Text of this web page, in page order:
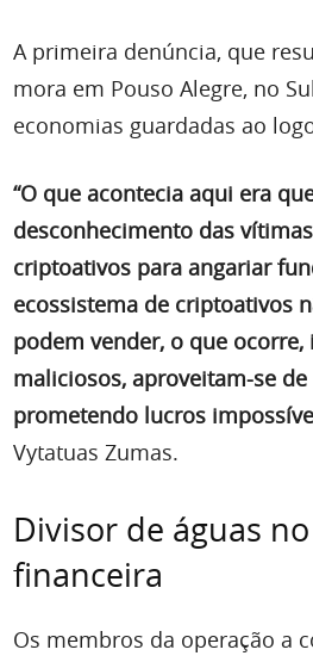
A primeira denúncia, que
mora em Pouso Alegre, no
economias guardadas ao
“O que acontecia aqui era
desconhecimento das
criptoativos para angariar
ecossistema de criptoativos
podem vender, o que
maliciosos, aproveitam-se
prometendo lucros
Vytatuas Zumas.
Divisor de águas
financeira
Os membros da operação a